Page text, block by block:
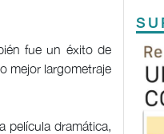
fue un éxito de
mejor largometraje
película dramática,